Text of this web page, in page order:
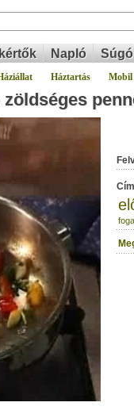
Napló Súgó
Háztartás Mobil